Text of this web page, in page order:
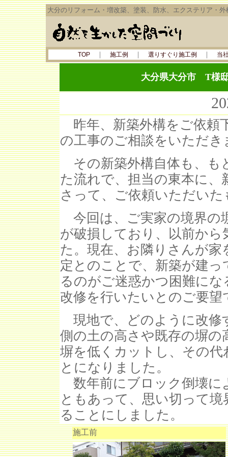
大分のリフォーム・増改築、塗装、防水、エクステリア・
TOP｜ 施工例 ｜ 選りすぐり施工例 ｜ 当
大分県大分市 T様
昨年、新築外構をご依頼
の工事のご相談をいただき
その新築外構自体も、も
た流れで、担当の東本に、
さって、ご依頼いただい
今回は、ご実家の境界の
が破損しており、以前か
た。現在、お隣りさんが
定とのことで、新築が建
るのがご迷惑かつ困難に
改修を行いたいとのご要望
現地で、どのように改修
側の土の高さや既存の塀
塀を低くカットし、その
とになりました。
数年前にブロック倒壊に
ともあって、思い切って
ることにしました。
施工前